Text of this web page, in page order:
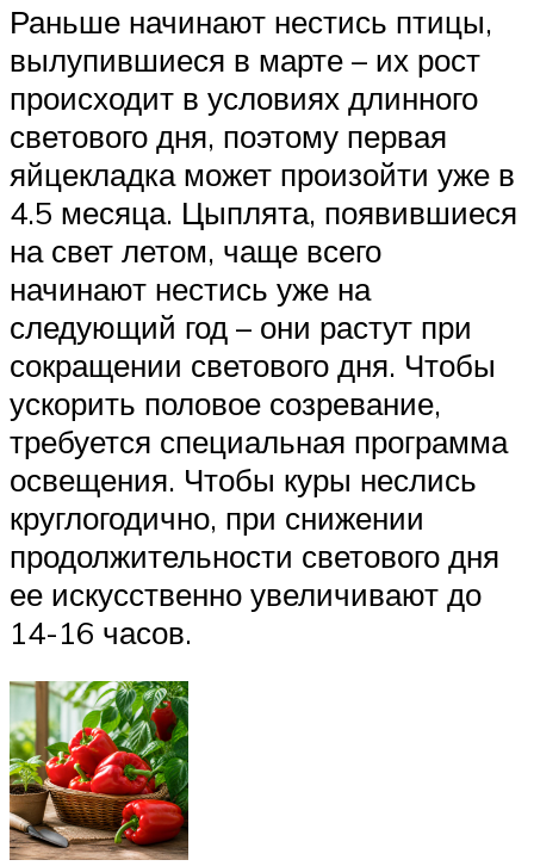
Раньше начинают нестись птицы,
вылупившиеся в марте – их рост
происходит в условиях длинного
светового дня, поэтому первая
яйцекладка может произойти уже в
4.5 месяца. Цыплята, появившиеся
на свет летом, чаще всего
начинают нестись уже на
следующий год – они растут при
сокращении светового дня. Чтобы
ускорить половое созревание,
требуется специальная программа
освещения. Чтобы куры неслись
круглогодично, при снижении
продолжительности светового дня
ее искусственно увеличивают до
14-16 часов.